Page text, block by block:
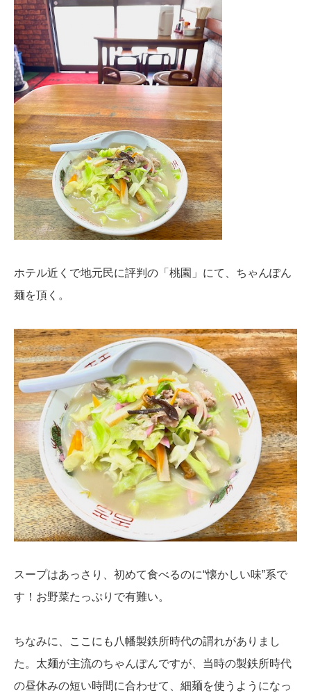
ホテル近くで地元民に評判の「桃園」にて、ちゃんぽん
麺を頂く。
スープはあっさり、初めて食べるのに“懐かしい味”系で
す！お野菜たっぷりで有難い。
ちなみに、ここにも八幡製鉄所時代の謂れがありまし
た。太麺が主流のちゃんぽんですが、当時の製鉄所時代
の昼休みの短い時間に合わせて、細麺を使うようになっ